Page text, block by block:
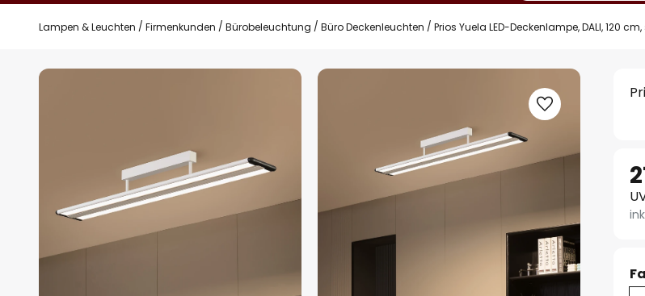
Lampen & Leuchten Firmenkunden Bürobeleuchtung Büro Deckenleuchten Prios Yuela LED-Deckenlampe, DALI, 120
Zum